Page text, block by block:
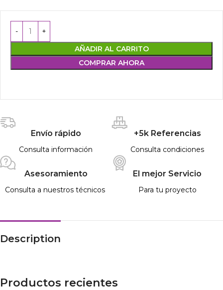
AÑADIR AL CARRITO
COMPRAR AHORA
Envío rápido
Consulta información
+5k Referencias
Consulta condiciones
Asesoramiento
Consulta a nuestros técnicos
El mejor Servicio
Para tu proyecto
Description
Productos recientes